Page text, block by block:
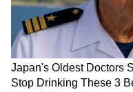
Viswanath & Sons Trailer
Review: కొడుకుని
ఐ లవ్యూ చెప్పింది.. విశ్వనాథ్‌
అండ్‌ సన్స్ ట్రైలర్‌ ఎలా